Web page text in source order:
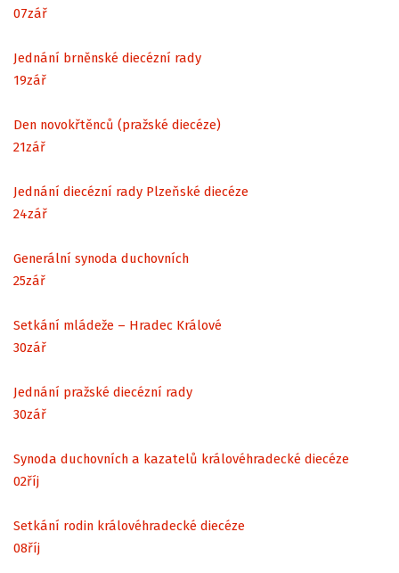
07zář
Jednání brněnské diecézní rady
19zář
Den novokřtěnců (pražské diecéze)
21zář
Jednání diecézní rady Plzeňské diecéze
24zář
Generální synoda duchovních
25zář
Setkání mládeže – Hradec Králové
30zář
Jednání pražské diecézní rady
30zář
Synoda duchovních a kazatelů královéhradecké diecéze
02říj
Setkání rodin královéhradecké diecéze
08říj